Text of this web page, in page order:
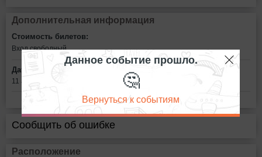
Дополнительная информация
Стоимость билетов:
Вход свободный
Дата:
11 августа в 18:00
Сообщить об ошибке
Расположение
Данное событие прошло.
🤔
Вернуться к событиям